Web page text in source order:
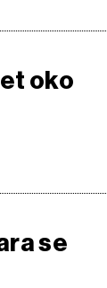
oko
se